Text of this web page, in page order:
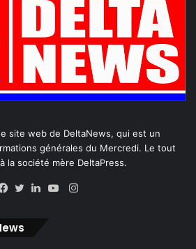
site web de DeltaNews, qui est un
générales du Mercredi. Le tout
la société mère DeltaPress.
Instagram